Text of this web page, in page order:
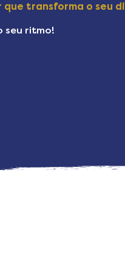
que transforma o seu
seu ritmo!